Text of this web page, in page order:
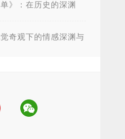
》：在历史的深渊
觉奇观下的情感深渊与